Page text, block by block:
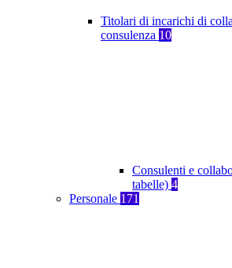
Titolari di incarichi di
consulenza 10
Consulenti e
tabelle) 4
Personale 171